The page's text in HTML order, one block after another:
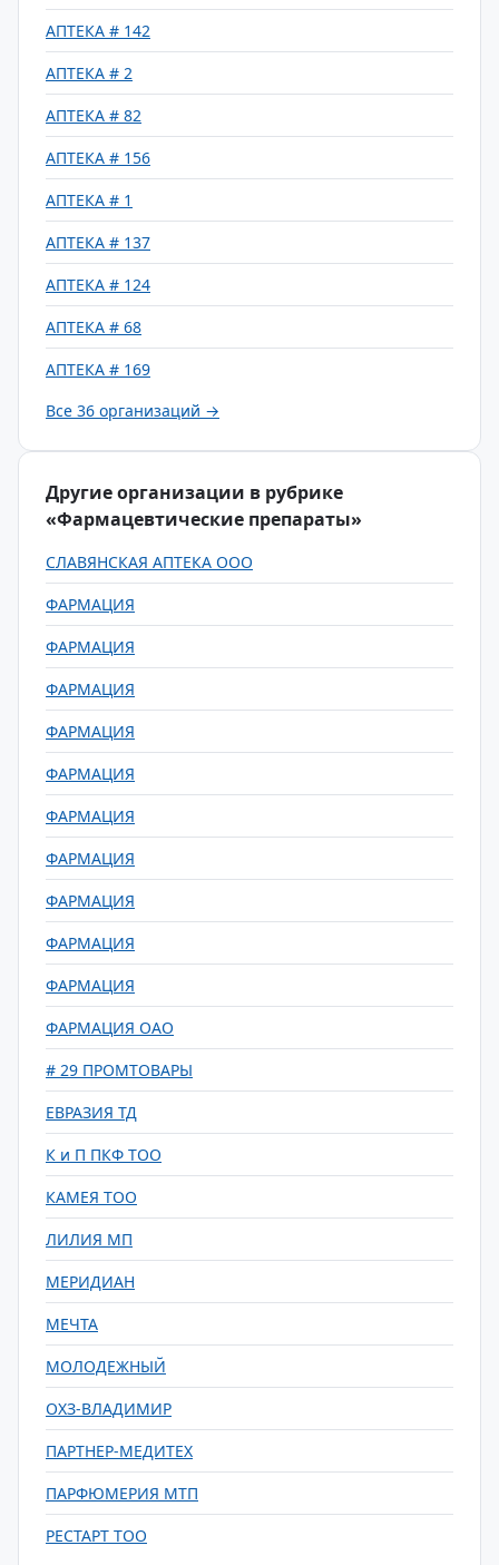
АПТЕКА # 142
АПТЕКА # 2
АПТЕКА # 82
АПТЕКА # 156
АПТЕКА # 1
АПТЕКА # 137
АПТЕКА # 124
АПТЕКА # 68
АПТЕКА # 169
Все 36 организаций →
Другие организации в рубрике
«Фармацевтические препараты»
СЛАВЯНСКАЯ АПТЕКА ООО
ФАРМАЦИЯ
ФАРМАЦИЯ
ФАРМАЦИЯ
ФАРМАЦИЯ
ФАРМАЦИЯ
ФАРМАЦИЯ
ФАРМАЦИЯ
ФАРМАЦИЯ
ФАРМАЦИЯ
ФАРМАЦИЯ
ФАРМАЦИЯ ОАО
# 29 ПРОМТОВАРЫ
ЕВРАЗИЯ ТД
К и П ПКФ ТОО
КАМЕЯ ТОО
ЛИЛИЯ МП
МЕРИДИАН
МЕЧТА
МОЛОДЕЖНЫЙ
ОХЗ-ВЛАДИМИР
ПАРТНЕР-МЕДИТЕХ
ПАРФЮМЕРИЯ МТП
РЕСТАРТ ТОО